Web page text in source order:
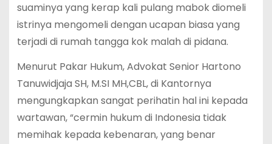
suaminya yang kerap kali pulang mabok diomeli
istrinya mengomeli dengan ucapan biasa yang
terjadi di rumah tangga kok malah di pidana.
Menurut Pakar Hukum, Advokat Senior Hartono
Tanuwidjaja SH, M.SI MH,CBL, di Kantornya
mengungkapkan sangat perihatin hal ini kepada
wartawan, “cermin hukum di Indonesia tidak
memihak kepada kebenaran, yang benar